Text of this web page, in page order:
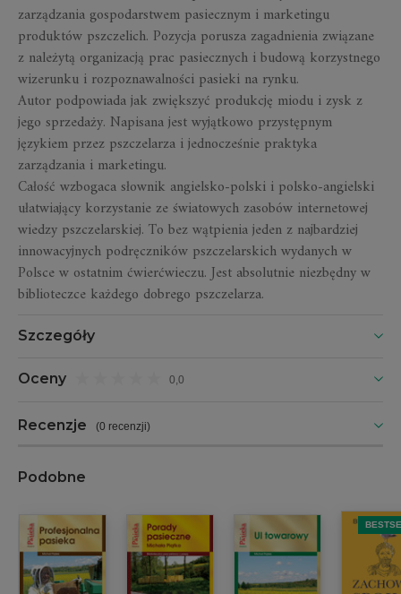
zarządzania gospodarstwem pasiecznym i marketingu
produktów pszczelich. Pozycja porusza zagadnienia związane
z należytą organizacją prac pasiecznych i budową korzystnego
wizerunku i rozpoznawalności pasieki na rynku.
Autor podpowiada jak zwiększyć produkcję miodu i zysk z
jego sprzedaży. Napisana jest wyjątkowo przystępnym
językiem przez pszczelarza i jednocześnie praktyka
zarządzania i marketingu.
Całość wzbogaca słownik angielsko-polski i polsko-angielski
ułatwiający korzystanie ze światowych zasobów internetowej
wiedzy pszczelarskiej. To bez wątpienia jeden z najbardziej
innowacyjnych podręczników pszczelarskich wydanych w
Polsce w ostatnim ćwierćwieczu. Jest absolutnie niezbędny w
biblioteczce każdego dobrego pszczelarza.
Szczegóły
Oceny 0,0
Recenzje (0 recenzji)
Podobne